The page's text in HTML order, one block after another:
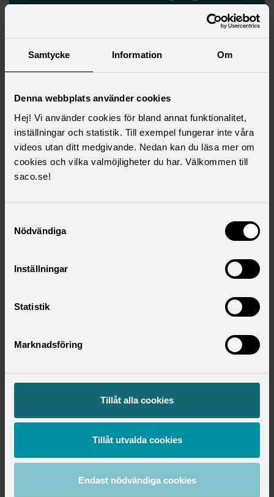
Samtycke Information Om
Denna webbplats använder cookies
Hej! Vi använder cookies för bland annat funktionalitet,
inställningar och statistik. Till exempel fungerar inte våra
videos utan ditt medgivande. Nedan kan du läsa mer om
cookies och vilka valmöjligheter du har. Välkommen till
saco.se!
Nödvändiga
Inställningar
Statistik
Marknadsföring
Tillåt alla cookies
Tillåt utvalda cookies
Endast nödvändiga cookies
Colin Andersson valdes till ny ordförande för Saco
Aktuella artiklar